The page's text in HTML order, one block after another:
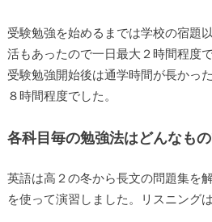
受験勉強を始めるまでは学校の宿題
活もあったので一日最大２時間程度で
受験勉強開始後は通学時間が長かっ
８時間程度でした。
各科目毎の勉強法はどんなも
英語は高２の冬から長文の問題集を
を使って演習しました。リスニング